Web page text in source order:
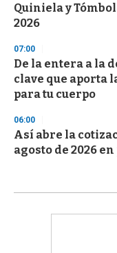
Quiniela y
2026
07:00
De la entera a la
clave que aporta
para tu cuerpo
06:00
Así abre la
agosto de 2026